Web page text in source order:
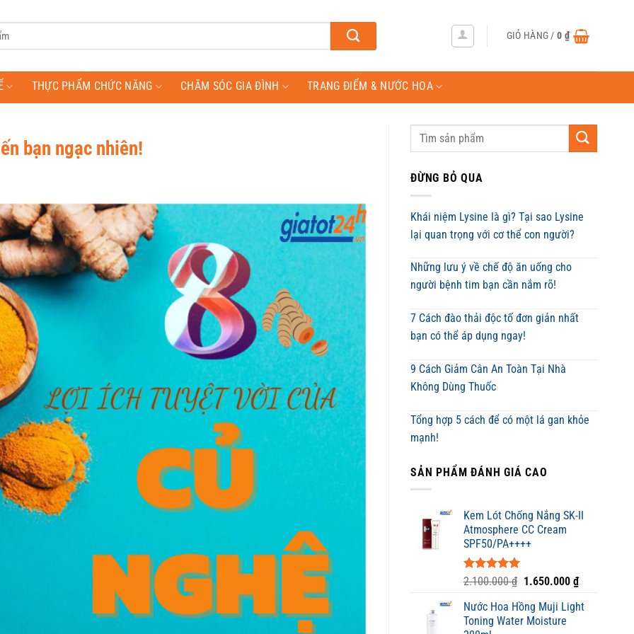
GIỎ HÀNG /0 ₫
THỰC PHẨM CHỨC NĂNG CHĂM SÓC GIA ĐÌNH TRANG ĐIỂM & NƯỚC HOA
bạn ngạc nhiên!
ĐỪNG BỎ QUA
Khái niệm Lysine là gì? Tại sao Lysine
lại quan trọng với cơ thể con người?
Những lưu ý về chế độ ăn uống cho
người bệnh tim bạn cần nắm rõ!
7 Cách đào thải độc tố đơn giản nhất
bạn có thể áp dụng ngay!
9 Cách Giảm Cân An Toàn Tại Nhà
Không Dùng Thuốc
Tổng hợp 5 cách để có một lá gan khỏe
mạnh!
SẢN PHẨM ĐÁNH GIÁ CAO
Kem Lót Chống Nắng SK-II
Atmosphere CC Cream
SPF50/PA++++
Được xếp
5 sao
2.100.000₫ Giá
là:
2.100.000 ₫.
1.650.000 ₫Giá
tại
Nước Hoa Hồng Muji Light
Toning Water Moisture